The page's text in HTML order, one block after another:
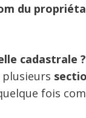
du
cadastrale ?
plusieurs
fois